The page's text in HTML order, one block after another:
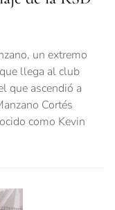
un extremo
llega al club
que ascendió a
Cortés
como Kevin